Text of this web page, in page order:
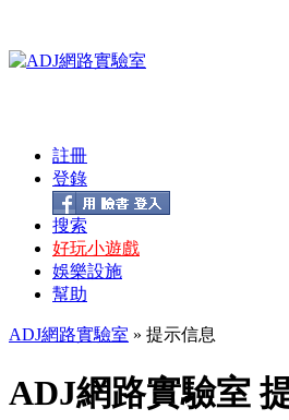
註冊
登錄
搜索
好玩小遊戲
娛樂設施
幫助
ADJ網路實驗室 » 提示信息
ADJ網路實驗室